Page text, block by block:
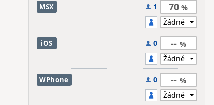
MSX 1 70
iOS 0 --
WPhone 0 --